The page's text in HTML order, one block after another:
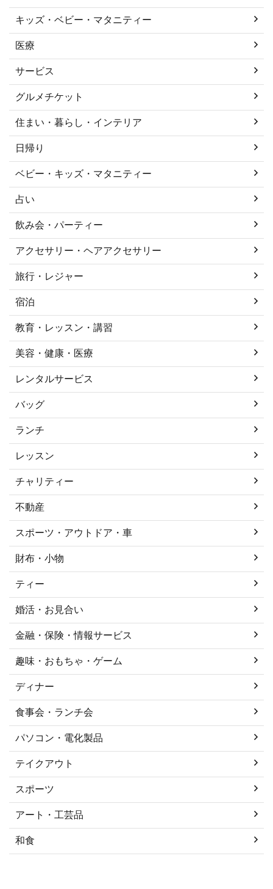
キッズ・ベビー・マタニティー
医療
サービス
グルメチケット
住まい・暮らし・インテリア
日帰り
ベビー・キッズ・マタニティー
占い
飲み会・パーティー
アクセサリー・ヘアアクセサリー
旅行・レジャー
宿泊
教育・レッスン・講習
美容・健康・医療
レンタルサービス
バッグ
ランチ
レッスン
チャリティー
不動産
スポーツ・アウトドア・車
財布・小物
ティー
婚活・お見合い
金融・保険・情報サービス
趣味・おもちゃ・ゲーム
ディナー
食事会・ランチ会
パソコン・電化製品
テイクアウト
スポーツ
アート・工芸品
和食